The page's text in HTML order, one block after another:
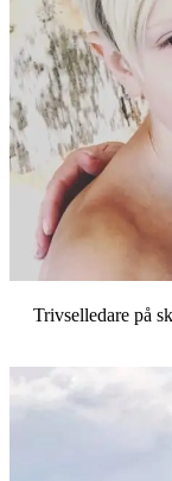
Trivselledare på